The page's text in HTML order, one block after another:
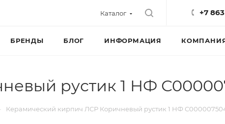
Каталог +7
БРЕНДЫ БЛОГ ИНФОРМАЦИЯ
рустик 1 НФ
Керамический кирпич ЛСР Коричневый рустик 1 НФ